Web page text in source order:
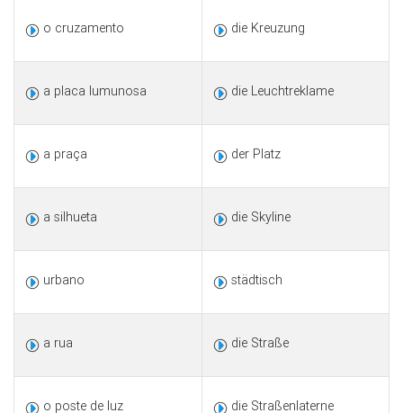
o cruzamento die Kreuzung
a placa lumunosa die Leuchtreklame
a praça der Platz
a silhueta die Skyline
urbano städtisch
a rua die Straße
o poste de luz die Straßenlaterne